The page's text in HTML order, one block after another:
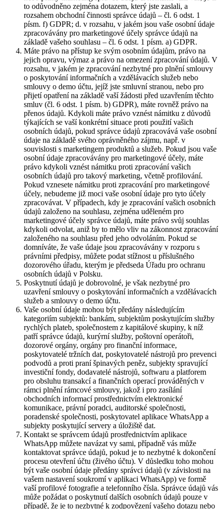
to odůvodněno zejména dotazem, který jste zaslali, a
rozsahem obchodní činnosti správce údajů – čl. 6 odst. 1
písm. f) GDPR; d. v rozsahu, v jakém jsou vaše osobní údaje
zpracovávány pro marketingové účely správce údajů na
základě vašeho souhlasu – čl. 6 odst. 1 písm. a) GDPR.
Máte právo na přístup ke svým osobním údajům, právo na
jejich opravu, výmaz a právo na omezení zpracování údajů. V
rozsahu, v jakém je zpracování nezbytné pro plnění smlouvy
o poskytování informačních a vzdělávacích služeb nebo
smlouvy o demo účtu, jejíž jste smluvní stranou, nebo pro
přijetí opatření na základě vaší žádosti před uzavřením těchto
smluv (čl. 6 odst. 1 písm. b) GDPR), máte rovněž právo na
přenos údajů. Kdykoli máte právo vznést námitku z důvodů
týkajících se vaší konkrétní situace proti použití vašich
osobních údajů, pokud správce údajů zpracovává vaše osobní
údaje na základě svého oprávněného zájmu, např. v
souvislosti s marketingem produktů a služeb. Pokud jsou vaše
osobní údaje zpracovávány pro marketingové účely, máte
právo kdykoli vznést námitku proti zpracování vašich
osobních údajů pro takový marketing, včetně profilování.
Pokud vznesete námitku proti zpracování pro marketingové
účely, nebudeme již moci vaše osobní údaje pro tyto účely
zpracovávat. V případech, kdy je zpracování vašich osobních
údajů založeno na souhlasu, zejména uděleném pro
marketingové účely správce údajů, máte právo svůj souhlas
kdykoli odvolat, aniž by to mělo vliv na zákonnost zpracování
založeného na souhlasu před jeho odvoláním. Pokud se
domníváte, že vaše údaje jsou zpracovávány v rozporu s
právními předpisy, můžete podat stížnost u příslušného
dozorového úřadu, kterým je předseda Úřadu pro ochranu
osobních údajů v Polsku.
Poskytnutí údajů je dobrovolné, je však nezbytné pro
uzavření smlouvy o poskytování informačních a vzdělávacích
služeb a smlouvy o demo účtu.
Vaše osobní údaje mohou být předány následujícím
kategoriím subjektů: bankám, subjektům poskytujícím služby
rychlých plateb, společnostem z kapitálové skupiny, k níž
patří správce údajů, kurýrní služby, poštovní operátoři,
dozorové orgány, orgány pro finanční informace,
poskytovatelé tržních dat, poskytovatelé nástrojů pro prevenci
podvodů a proti praní špinavých peněz, subjekty spravující
investiční fondy, dodavatelé nástrojů, softwaru a platforem
pro obsluhu transakcí a finančních operací prováděných v
rámci plnění rámcové smlouvy, jakož i pro zasílání
obchodních informací prostřednictvím elektronické
komunikace, právní poradci, auditorské společnosti,
poradenské společnosti, poskytovatel aplikace WhatsApp a
subjekty poskytující servery a úložiště dat.
Kontakt se správcem údajů prostřednictvím aplikace
WhatsApp můžete navázat vy sami, případně vás může
kontaktovat správce údajů, pokud je to nezbytné k dokončení
procesu otevření účtu (živého účtu). V důsledku toho mohou
být vaše osobní údaje předány správci údajů (v závislosti na
vašem nastavení soukromí v aplikaci WhatsApp) ve formě
vaší profilové fotografie a telefonního čísla. Správce údajů vás
může požádat o poskytnutí dalších osobních údajů pouze v
případě, že je to nezbytné k zodpovězení vašeho dotazu nebo